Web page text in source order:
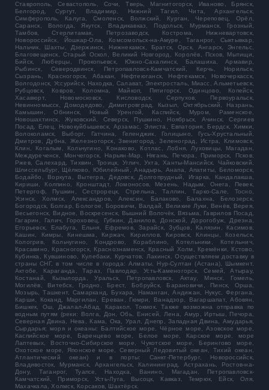
Ставрополь, Севастополь, Сочи, Тверь, Магнитогорск, Иваново, Брянск,
Белгород, Сургут, Владимир, Нижний Тагил, Чита, Архангельск,
Симферополь, Калуга, Смоленск, Волжский, Курган, Череповец, Орёл,
Саранск, Вологда, Якутск, Владикавказ, Подольск, Мурманск, Грозный,
Тамбов, Стерлитамак, Петрозаводск, Кострома, Нижневартовск,
Новороссийск, Йошкар-Ола, Комсомольск-на-Амуре, Таганрог, Сыктывкар,
Нальчик, Шахты, Дзержинск, Нижнекамск, Братск, Орск, Ангарск, Энгельс,
Благовещенск, Старый Оскол, Великий Новгород, Королёв, Псков, Мытищи,
Бийск, Люберцы, Прокопьевск, Южно-Сахалинск, Балашиха, Армавир,
Рыбинск, Северодвинск, Петропавловск-Камчатский, Керчь, Норильск,
Сызрань, Красногорск, Абакан, Нефтеюганск, Нефтекамск, Новочеркасск,
Волгодонск, Уссурийск, Находка, Салават, Электросталь, Миасс, Альметьевск,
Рубцовск, Ковров, Коломна, Майкоп, Пятигорск, Одинцово, Копейск,
Хасавюрт, Новомосковск, Кисловодск, Серпухов, Первоуральск,
Невинномысск, Домодедово, Димитровград, Кызыл, Октябрьский, Назрань,
Камышин, Обнинск, Новый Уренгой, Каспийск, Муром, Раменское,
Новошахтинск, Жуковский, Северск, Пушкино, Ноябрьск, Ачинск, Сергиев
Посад, Елец, Новокуйбышевск, Арзамас, Элиста, Евпатория, Бердск, Химки,
Волоколамск, Выборг, Гатчина, Геленджик, Голицыно, Гусь-Хрустальный,
Дмитров, Дубна, Железногорск, Звенигород, Зеленоград, Истра, Климовск,
Клин, Когалым, Кольчугино, Конаково, Котлас, Лобня, Луховицы, Магадан,
Междуреченск, Мончегорск, Нарьян-Мар, Нягань, Печора, Приморск, Псков,
Ржев, Салехард, Тихвин, Троицк, Углич, Ухта, Ханты-Мансийск, Чайковский,
Шлиссельбург, Щёлково, Юбилейный, Анадырь, Анапа, Апатиты, Беломорск,
Бодайбо, Воркута, Вытегра, Дедовск, Долгопрудный, Игарка, Кандалакша,
Кириши, Колпино, Кронштадт, Ломоносов, Мезень, Надым, Онега, Певек,
Петергоф, Пушкин, Сестрорецк, Стрельна, Таллин, Тарко-Сале, Тосно,
Усинск, Холмск, Александров, Алексин, Балаково, Балахна, Белозерск,
Богородск, Болгар, Бологое, Боровичи, Валдай, Великие Луки, Венёв, Верея,
Весьегонск, Видное, Воскресенск, Вышний Волочёк, Вязьма, Гаврилов Посад,
Гагарин, Галич, Гороховец, Губкин, Данилов, Донской, Дорогобуж, Дрезна,
Егорьевск, Елабуга, Ельня, Ефремов, Зарайск, Зубцов, Калязин, Касимов,
Кашин, Кимры, Кинешма, Киржач, Кириллов, Кировск, Клинцы, Козельск,
Кологрив, Кольчугино, Кондрово, Кораблино, Котельники, Котельнич,
Красавино, Красногорск, Краснознаменск, Красный Холм, Кремёнки, Кстово,
Кубинка, Кувшиново, Кулебаки, Курчатов, Лакинск. Осуществляем доставку в
страны СНГ, в том числе в города: Алматы, Нур-Султан (Астана), Шымкент,
Актобе, Караганда, Тараз, Павлодар, Усть-Каменогорск, Семей, Атырау,
Костанай, Кызылорда, Уральск, Петропавловск, Актау, Минск, Гомель,
Могилёв, Витебск, Гродно, Брест, Бобруйск, Барановичи, Пинск, Орша,
Мозырь, Ташкент, Самарканд, Бухара, Наманган, Андижан, Нукус, Фергана,
Карши, Коканд, Маргилан, Ереван, Гюмри, Ванадзор, Вагаршапат, Абовян,
Бишкек, Ош, Джалал-Абад, Каракол, Токмок. Также возможна отправка по
водным путям (реки: Волга, Дон, Обь, Енисей, Лена, Амур, Иртыш, Печора,
Северная Двина, Нева, Кама, Ока, Урал, Днепр, Западная Двина, Амударья,
Сырдарья; моря и океаны: Балтийское море, Чёрное море, Азовское море,
Каспийское море, Баренцево море, Белое море, Карское море, море
Лаптевых, Восточно-Сибирское море, Чукотское море, Берингово море,
Охотское море, Японское море, Северный Ледовитый океан, Тихий океан,
Атлантический океан) и в порты: Санкт-Петербург, Новороссийск,
Владивосток, Мурманск, Архангельск, Калининград, Астрахань, Ростов-на-
Дону, Таганрог, Туапсе, Находка, Ванино, Магадан, Петропавловск-
Камчатский, Приморск, Усть-Луга, Высоцк, Кавказ, Темрюк, Ейск, Оля,
Махачкала, Холмск, Корсаков, Шахтёрск.